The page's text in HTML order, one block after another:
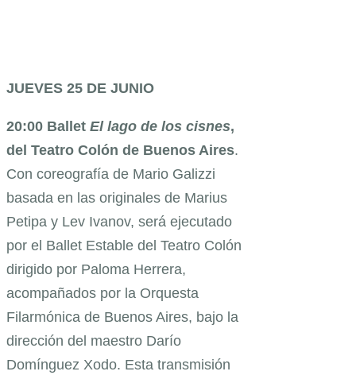
JUEVES 25 DE JUNIO
20:00 Ballet El lago de los cisnes,
del Teatro Colón de Buenos Aires.
Con coreografía de Mario Galizzi
basada en las originales de Marius
Petipa y Lev Ivanov, será ejecutado
por el Ballet Estable del Teatro Colón
dirigido por Paloma Herrera,
acompañados por la Orquesta
Filarmónica de Buenos Aires, bajo la
dirección del maestro Darío
Domínguez Xodo. Esta transmisión